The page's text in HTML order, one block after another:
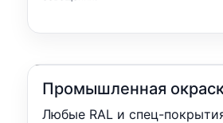
Промышленная
Любые RAL и спец-